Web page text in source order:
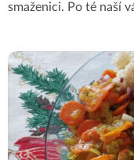
smaženici. Po té naší